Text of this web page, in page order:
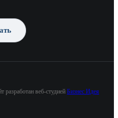
веб-студией Бизнес Идея